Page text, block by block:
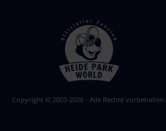
Copyright © 2003-2026 - Alle Rechte vorbehalten.